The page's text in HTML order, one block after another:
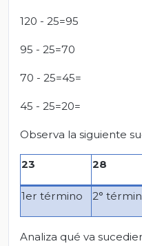
120 - 25=95
95 - 25=70
70 - 25=45=
45 - 25=20=
Observa la siguiente
23 28
1er término 2°
Analiza qué va